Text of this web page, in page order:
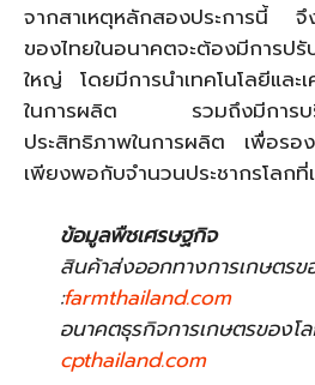
จากสาเหตุหลักสองประการนี้ จึ
ของไทยในอนาคตจะต้องมีการป
ใหญ่ โดยมีการนำเทคโนโลยีและ
ในการผลิต รวมถึงมีการบริ
ประสิทธิภาพในการผลิต เพื่อรอ
เพียงพอกับจำนวนประชากรโลก
ข้อมูลพืชเศรษฐกิจ
สินค้าส่งออกทางการเกษตรข
:farmthailand.com
อนาคตธุรกิจการเกษตรของโ
cpthailand.com